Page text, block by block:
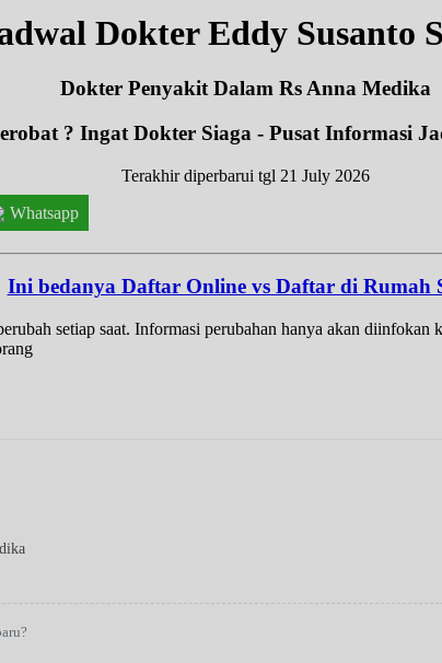
Dokter Eddy Susanto
Dokter Penyakit Dalam Rs Anna Medika
? Ingat Dokter Siaga - Pusat Informasi
Terakhir diperbarui tgl 21 July 2026
Whatsapp
Ini bedanya Daftar Online vs Daftar di Rumah
setiap saat. Informasi perubahan hanya akan